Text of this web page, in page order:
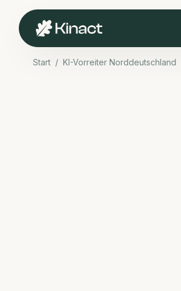
Start / KI-Vorreiter Norddeutschland